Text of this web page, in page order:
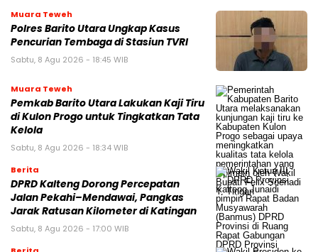
Muara Teweh
Polres Barito Utara Ungkap Kasus
Pencurian Tembaga di Stasiun TVRI
Sabtu, 8 Agu 2026 - 18:45 WIB
Muara Teweh
Pemkab Barito Utara Lakukan Kaji Tiru
di Kulon Progo untuk Tingkatkan Tata
Kelola
Sabtu, 8 Agu 2026 - 18:34 WIB
Berita
DPRD Kalteng Dorong Percepatan
Jalan Pekahi–Mendawai, Pangkas
Jarak Ratusan Kilometer di Katingan
Sabtu, 8 Agu 2026 - 17:00 WIB